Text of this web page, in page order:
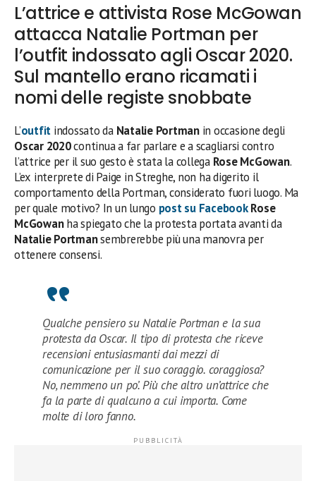
L’attrice e attivista Rose McGowan
attacca Natalie Portman per
l’outfit indossato agli Oscar 2020.
Sul mantello erano ricamati i
nomi delle registe snobbate
L’outfit indossato da Natalie Portmanin occasione degli
Oscar 2020continua a far parlare e a scagliarsi contro
l’attrice per il suo gesto è stata la collegaRose McGowan.
L’ex interprete di Paige in Streghe, non ha digerito il
comportamento della Portman, considerato fuori luogo. Ma
per quale motivo? In un lungo post su FacebookRose
McGowanha spiegato che la protesta portata avanti da
Natalie Portmansembrerebbe più una manovra per
ottenere consensi.
Qualche pensiero su Natalie Portman e la sua
protesta da Oscar. Il tipo di protesta che riceve
recensioni entusiasmanti dai mezzi di
comunicazione per il suo coraggio. coraggiosa?
No, nemmeno un po’. Più che altro un’attrice che
fa la parte di qualcuno a cui importa. Come
molte di loro fanno.